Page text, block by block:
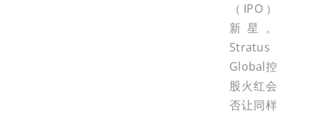
（IPO）
新星。
Stratus
Global控
股火红会
否让同样